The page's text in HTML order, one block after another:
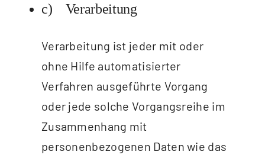
c) Verarbeitung
Verarbeitung ist jeder mit oder
ohne Hilfe automatisierter
Verfahren ausgeführte Vorgang
oder jede solche Vorgangsreihe im
Zusammenhang mit
personenbezogenen Daten wie das